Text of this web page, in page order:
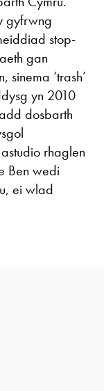
gyfrwng
stop-
gan
‘trash’
yn 2010
dosbarth
rhaglen
Ben wedi
ei wlad